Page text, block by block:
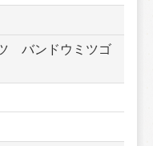
　バンドウミツゴ